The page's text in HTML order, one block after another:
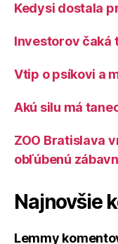
Kedysi dostala
Investorov čaká
Vtip o psíkovi a
Akú silu má
ZOO Bratislava
obľúbenú
Najnovšie
Lemmy